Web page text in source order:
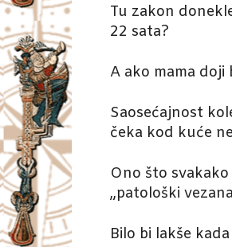
Tu zakon
22 sata?
A ako mama
Saosećajnost
čeka kod kuće
Ono što svakako
„patološki
Bilo bi lakše